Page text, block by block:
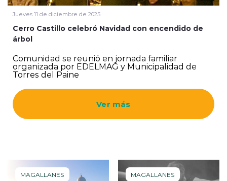
Jueves 11 de diciembre de 2025
Cerro Castillo celebró Navidad con encendido de
árbol
Comunidad se reunió en jornada familiar
organizada por EDELMAG y Municipalidad de
Torres del Paine
Ver más
MAGALLANES MAGALLANES